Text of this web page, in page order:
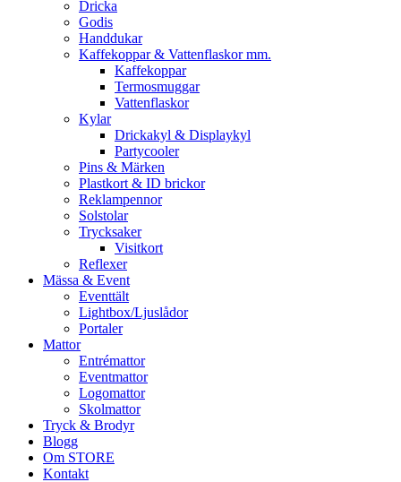
Dricka
Godis
Handdukar
Kaffekoppar & Vattenflaskor mm.
Kaffekoppar
Termosmuggar
Vattenflaskor
Kylar
Drickakyl & Displaykyl
Partycooler
Pins & Märken
Plastkort & ID brickor
Reklampennor
Solstolar
Trycksaker
Visitkort
Reflexer
Mässa & Event
Eventtält
Lightbox/Ljuslådor
Portaler
Mattor
Entrémattor
Eventmattor
Logomattor
Skolmattor
Tryck & Brodyr
Blogg
Om STORE
Kontakt